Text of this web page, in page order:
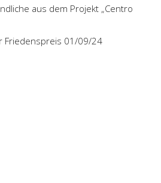
aus dem Projekt „Centro
Friedenspreis 01/09/24